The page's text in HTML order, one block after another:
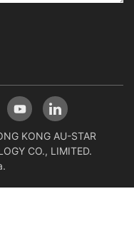
KONG AU-STAR
CO., LIMITED.